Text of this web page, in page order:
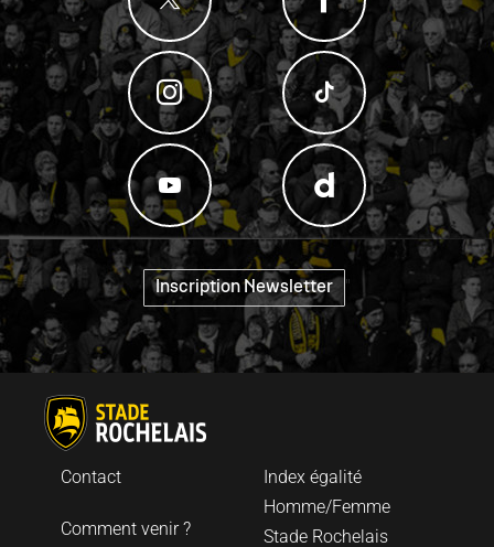
Inscription Newsletter "
Index égalité
Homme/Femme
Stade Rochelais
Contact
Comment venir ?